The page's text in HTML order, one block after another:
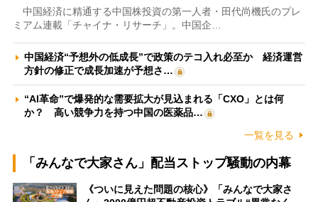
中国経済に精通する中国株投資の第一人者・田代尚機氏のプレ
ミアム連載「チャイナ・リサーチ」。中国企…
中国経済“予想外の低成長”で政策のテコ入れ必至か 経済運営
方針の修正で成長加速が予想さ…
“AI革命”で爆発的な需要拡大が見込まれる「CXO」とは何
か？ 高い競争力を持つ中国の医薬品…
一覧を見る
「みんなで大家さん」配当ストップ騒動の内幕
《ついに見えた問題の核心》「みんなで大家さ